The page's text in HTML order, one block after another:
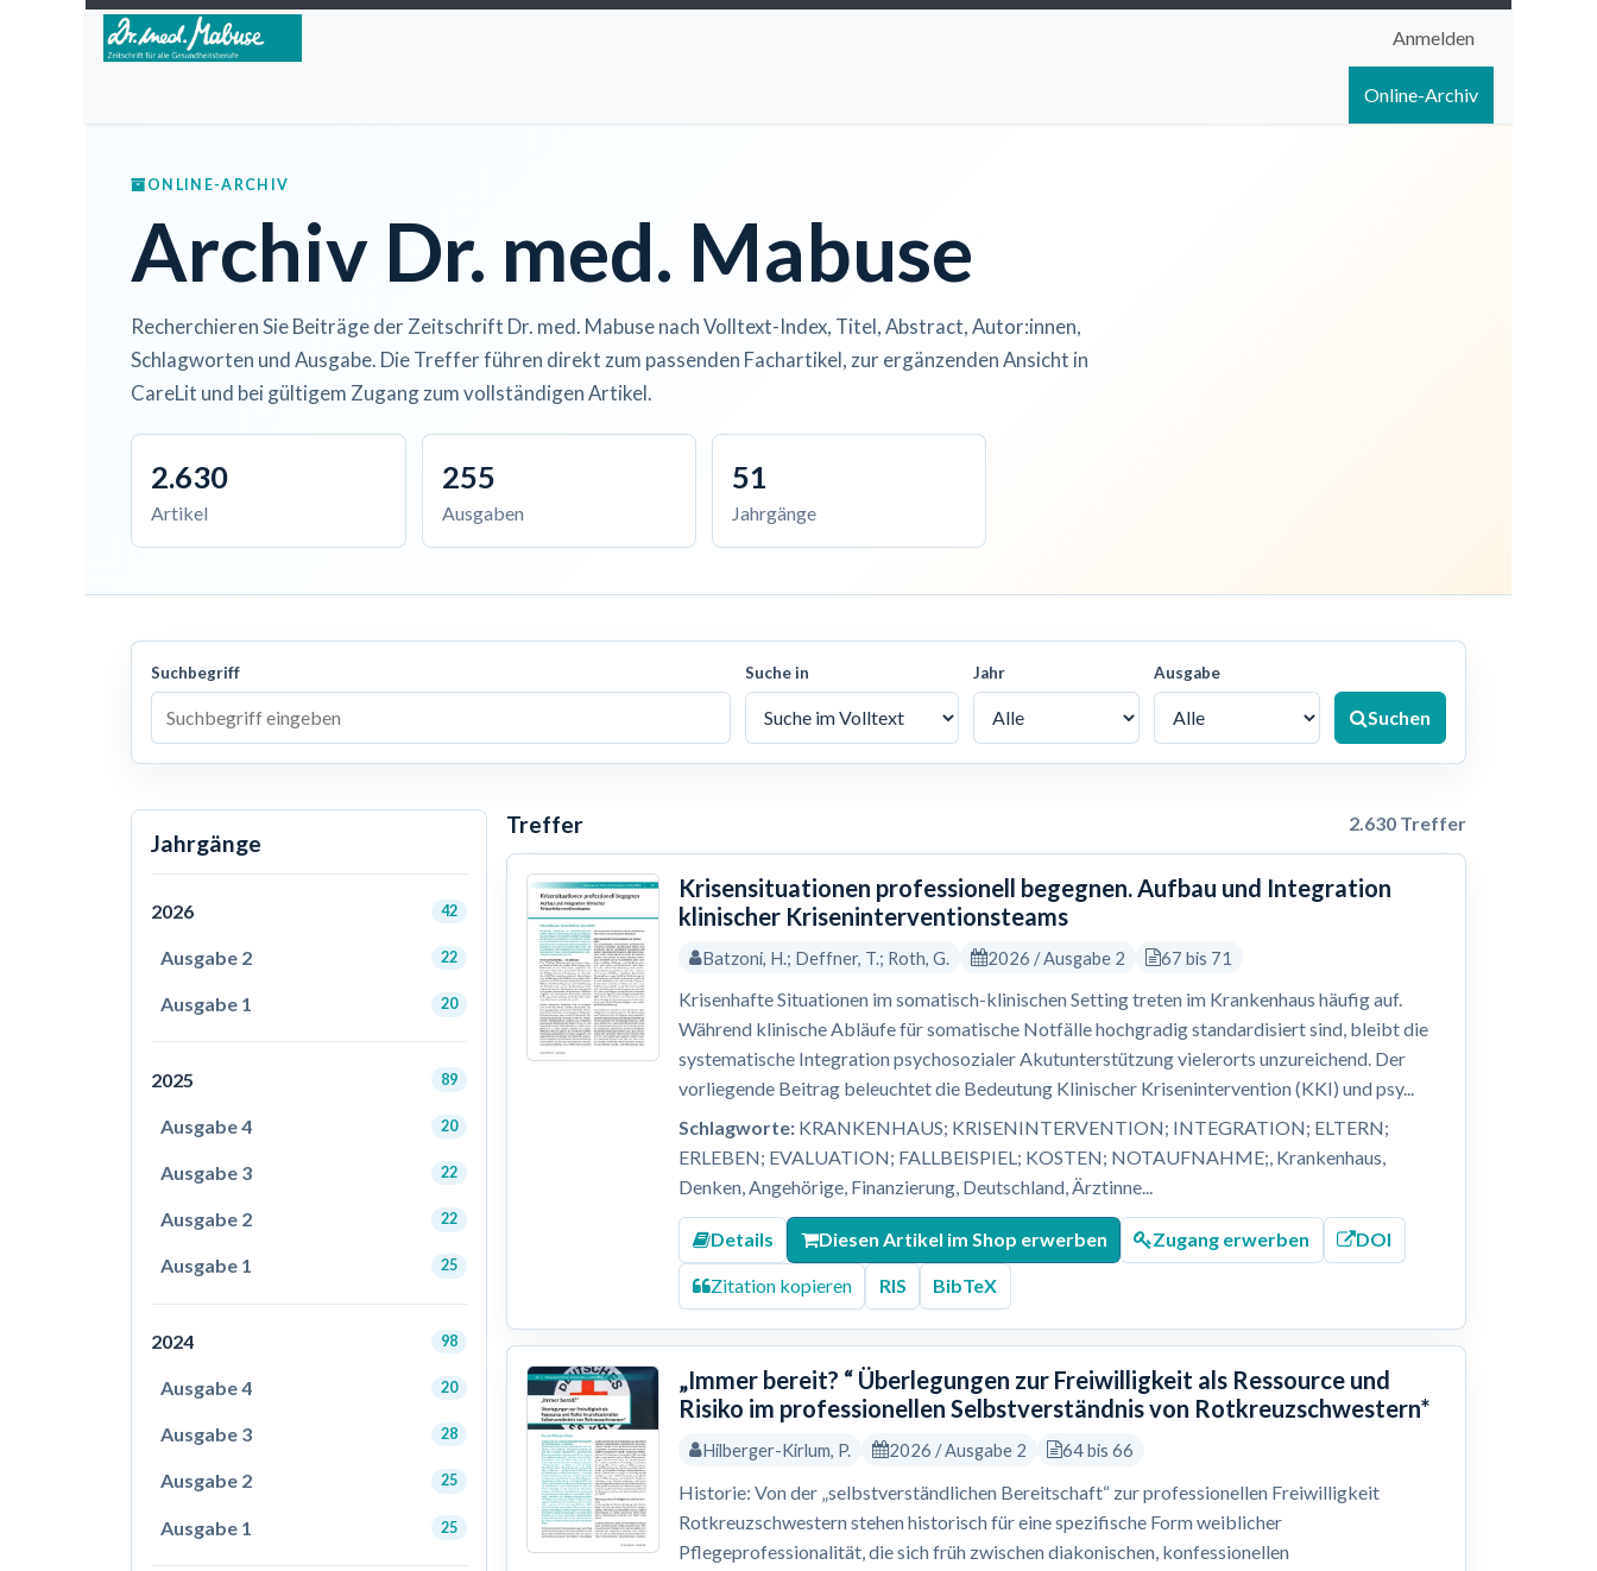
Zum Inhalt springen
Anmelden
Online-Archiv
ONLINE-ARCHIV
Archiv Dr. med. Mabuse
Recherchieren Sie Beiträge der Zeitschrift Dr. med. Mabuse nach Volltext-Index, Titel, Abstract, Autor:innen,
Schlagworten und Ausgabe. Die Treffer führen direkt zum passenden Fachartikel, zur ergänzenden Ansicht in
CareLit und bei gültigem Zugang zum vollständigen Artikel.
2.630
Artikel
255
Ausgaben
51
Jahrgänge
Suchbegriff Suche in Jahr Ausgabe
Suchen
Jahrgänge
2026 42
Ausgabe 2 22
Ausgabe 1 20
2025 89
Ausgabe 4 20
Ausgabe 3 22
Ausgabe 2 22
Ausgabe 1 25
2024 98
Ausgabe 4 20
Ausgabe 3 28
Ausgabe 2 25
Ausgabe 1 25
Treffer 2.630 Treffer
Krisensituationen professionell begegnen. Aufbau und Integration
klinischer Kriseninterventionsteams
Batzoni, H.; Deffner, T.; Roth, G. 2026 / Ausgabe 2 67 bis 71
Krisenhafte Situationen im somatisch-klinischen Setting treten im Krankenhaus häufig auf.
Während klinische Abläufe für somatische Notfälle hochgradig standardisiert sind, bleibt die
systematische Integration psychosozialer Akutunterstützung vielerorts unzureichend. Der
vorliegende Beitrag beleuchtet die Bedeutung Klinischer Krisenintervention (KKI) und psy...
Schlagworte: KRANKENHAUS; KRISENINTERVENTION; INTEGRATION; ELTERN;
ERLEBEN; EVALUATION; FALLBEISPIEL; KOSTEN; NOTAUFNAHME;, Krankenhaus,
Denken, Angehörige, Finanzierung, Deutschland, Ärztinne...
Details Diesen Artikel im Shop erwerben Zugang erwerben DOI
Zitation kopieren RIS BibTeX
„Immer bereit? “ Überlegungen zur Freiwilligkeit als Ressource und
Risiko im professionellen Selbstverständnis von Rotkreuzschwestern*
Hilberger-Kirlum, P. 2026 / Ausgabe 2 64 bis 66
Historie: Von der „selbstverständlichen Bereitschaft“ zur professionellen Freiwilligkeit
Rotkreuzschwestern stehen historisch für eine spezifische Form weiblicher
Pflegeprofessionalität, die sich früh zwischen diakonischen, konfessionellen